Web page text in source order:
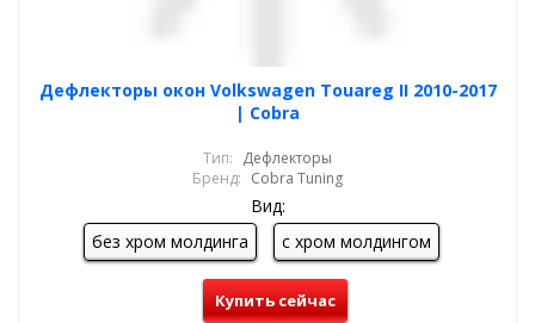
Дефлекторы окон Volkswagen Touareg II 2010-2017
| Cobra
Тип: Дефлекторы
Бренд: Cobra Tuning
Вид:
без хром молдинга
с хром молдингом
Купить сейчас